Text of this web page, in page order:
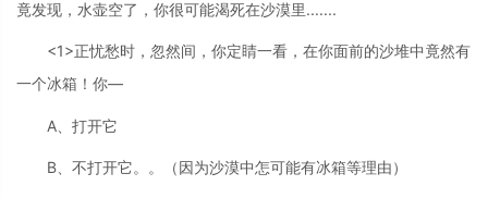
竟发现，水壶空了，你很可能渴死在沙漠里.......
<1>正忧愁时，忽然间，你定睛一看，在你面前的沙堆中竟然有
一个冰箱！你—
A、打开它
B、不打开它。。（因为沙漠中怎可能有冰箱等理由）